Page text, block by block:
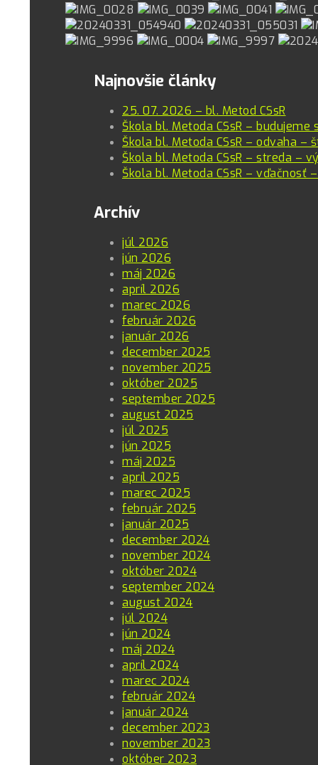
Najnovšie články
25. 07. 2026 – bl. Metod CSsR
Škola bl. Metoda CSsR –
Škola bl. Metoda CSsR – odvaha –
Škola bl. Metoda CSsR – streda –
Škola bl. Metoda CSsR – vďačnosť
Archív
júl 2026
jún 2026
máj 2026
apríl 2026
marec 2026
február 2026
január 2026
december 2025
november 2025
október 2025
september 2025
august 2025
júl 2025
jún 2025
máj 2025
apríl 2025
marec 2025
február 2025
január 2025
december 2024
november 2024
október 2024
september 2024
august 2024
júl 2024
jún 2024
máj 2024
apríl 2024
marec 2024
február 2024
január 2024
december 2023
november 2023
október 2023